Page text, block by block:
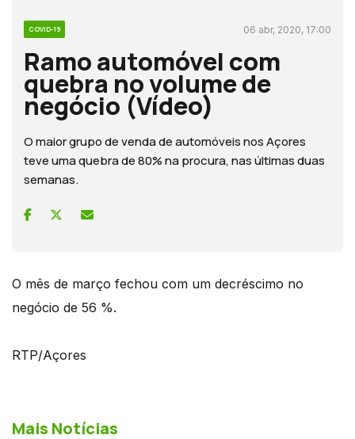
COVID-19 06 abr, 2020, 17:00
Ramo automóvel com
quebra no volume de
negócio (Vídeo)
O maior grupo de venda de automóveis nos Açores
teve uma quebra de 80% na procura, nas últimas duas
semanas.
O mês de março fechou com um decréscimo no
negócio de 56 %.
RTP/Açores
Mais Notícias